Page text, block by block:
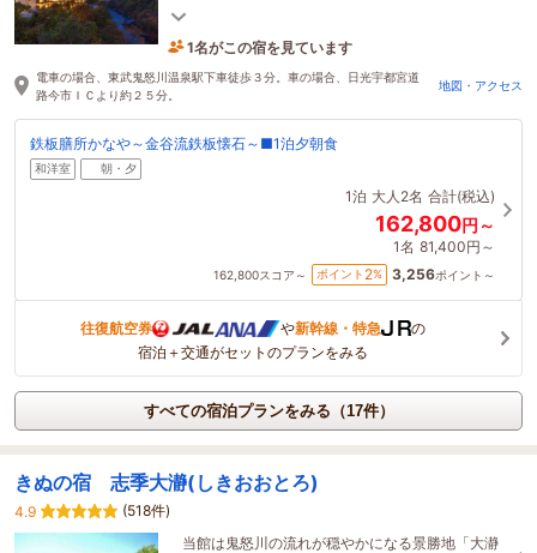
居心地の良さと、モダンで洗練された空間・サービ
1名がこの宿を見ています
12分前に予約されました
電車の場合、東武鬼怒川温泉駅下車徒歩３分。車の場合、日光宇都宮道
路今市ＩＣより約２５分。
地図・アクセス
鉄板膳所かなや～金谷流鉄板懐石～■1泊夕朝食
和洋室 朝・夕
1泊 大人2名 合計(税込)
162,800円～
1名 81,400円～
162,800スコア～ ポイント 2% 3,256ポイント～
往復航空券 や新幹線・特急
の
宿泊＋交通がセットのプランをみる
すべての宿泊プランをみる（17件）
きぬの宿 志季大瀞(しきおおとろ)
4.9
(518件)
当館は鬼怒川の流れが穏やかになる景勝地「大瀞